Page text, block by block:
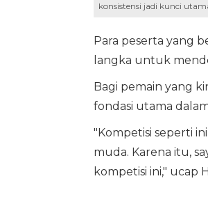
konsistensi jadi kunci
Para peserta yang
langka untuk
Bagi pemain yang
fondasi utama
"Kompetisi seperti
muda. Karena itu,
kompetisi ini," ucap